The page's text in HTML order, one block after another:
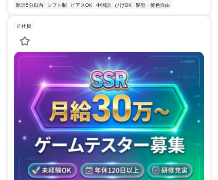
駅近5分以内
シフト制 ピアスOK 中国語 ひげOK 髪型・髪色自由
正社員